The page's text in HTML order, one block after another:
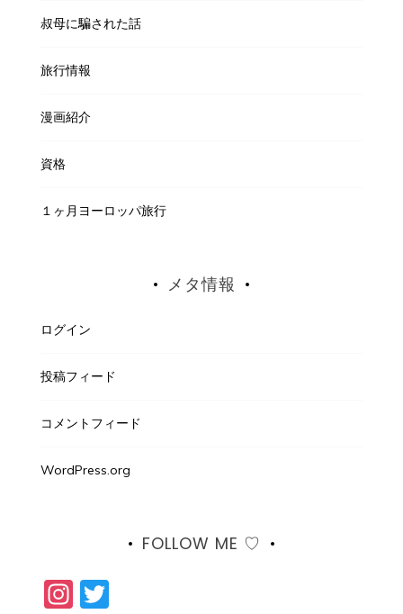
叔母に騙された話
旅行情報
漫画紹介
資格
１ヶ月ヨーロッパ旅行
メタ情報
ログイン
投稿フィード
コメントフィード
WordPress.org
FOLLOW ME ♡
Instagram
Twitter